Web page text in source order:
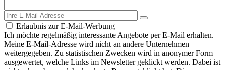
Erlaubnis zur E-Mail-Werbung
Ich möchte regelmäßig interessante Angebote per E-Mail erhalten.
Meine E-Mail-Adresse wird nicht an andere Unternehmen
weitergegeben. Zu statistischen Zwecken wird in anonymer Form
ausgewertet, welche Links im Newsletter geklickt werden. Dabei ist